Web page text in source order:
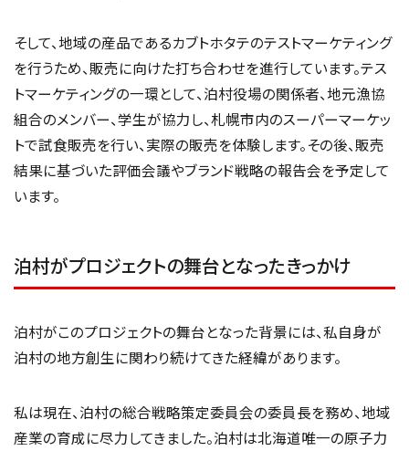
そして、地域の産品であるカブトホタテのテストマーケティング
を行うため、販売に向けた打ち合わせを進行しています。テス
トマーケティングの一環として、泊村役場の関係者、地元漁協
組合のメンバー、学生が協力し、札幌市内のスーパーマーケッ
トで試食販売を行い、実際の販売を体験します。その後、販売
結果に基づいた評価会議やブランド戦略の報告会を予定して
います。
泊村がプロジェクトの舞台となったきっかけ
泊村がこのプロジェクトの舞台となった背景には、私自身が
泊村の地方創生に関わり続けてきた経緯があります。
私は現在、泊村の総合戦略策定委員会の委員長を務め、地域
産業の育成に尽力してきました。泊村は北海道唯一の原子力